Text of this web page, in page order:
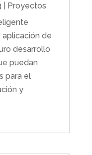
Proyectos
aplicación de
desarrollo
puedan
para el
y